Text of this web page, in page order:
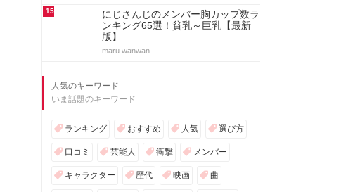
15
にじさんじのメンバー胸カップ数ラ
ンキング65選！貧乳～巨乳【最新
版】
maru.wanwan
人気のキーワード
いま話題のキーワード
ランキング おすすめ 人気 選び方
口コミ 芸能人 衝撃 メンバー
キャラクター 歴代 映画 曲